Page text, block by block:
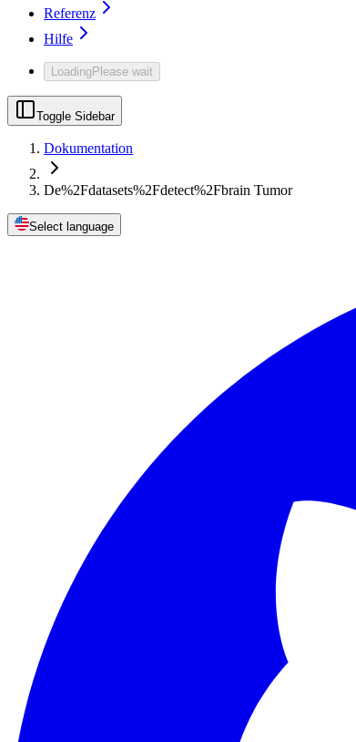
Referenz
Hilfe
LoadingPlease wait
Toggle Sidebar
Dokumentation
De%2Fdatasets%2Fdetect%2Fbrain Tumor
Select language